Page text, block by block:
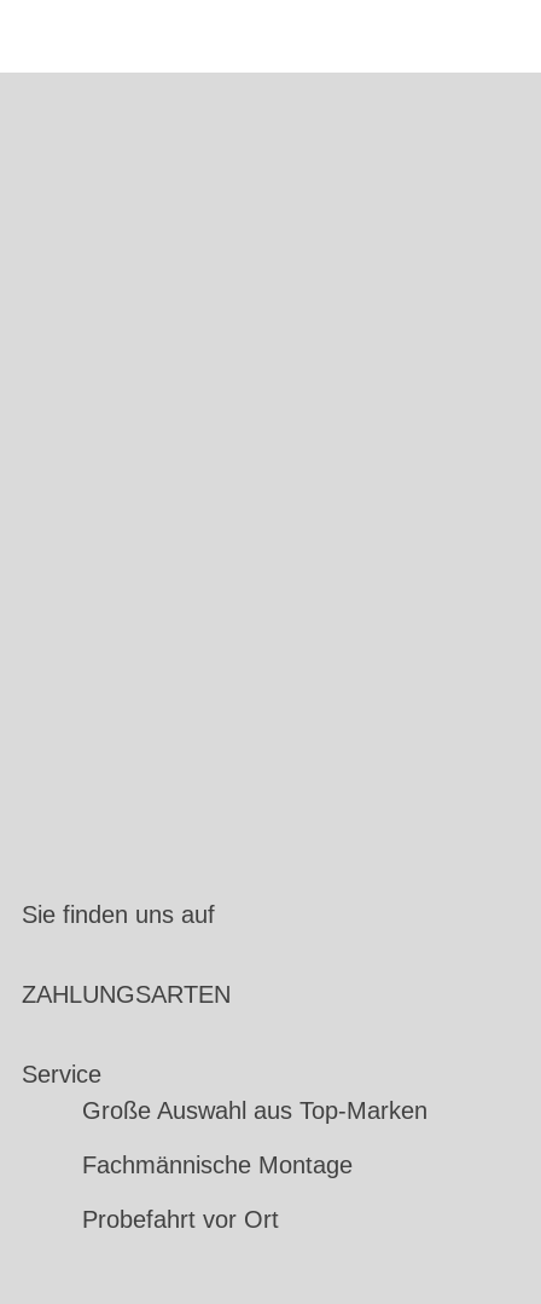
Sie finden uns auf
ZAHLUNGSARTEN
Service
Große Auswahl aus Top-Marken
Fachmännische Montage
Probefahrt vor Ort